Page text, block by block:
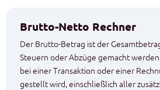
Brutto-Netto Rechner
Der Brutto-Betrag ist der
Steuern oder Abzüge gemacht
bei einer Transaktion oder einer
gestellt wird, einschließlich aller